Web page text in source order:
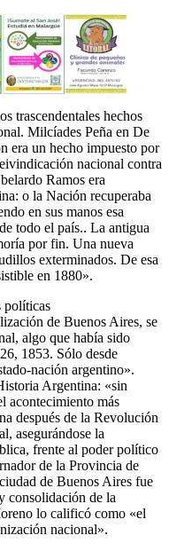
trascendentales hechos
Milcíades Peña en De
era un hecho impuesto por
nacional contra
Ramos era
o la Nación recuperaba
en sus manos esa
todo el país.. La antigua
por fin. Una nueva
exterminados. De esa
en 1880».
políticas
de Buenos Aires, se
algo que había sido
1853. Sólo desde
nación argentino».
Argentina: «sin
acontecimiento más
después de la Revolución
asegurándose la
frente al poder político
de la Provincia de
de Buenos Aires fue
consolidación de la
lo calificó como «el
nacional».